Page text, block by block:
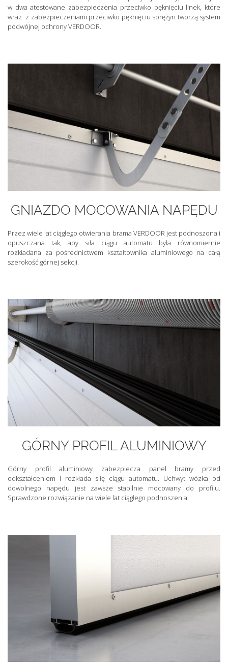
w dwa atestowane zabezpieczenia przeciwko pęknięciu linek, które
wraz z zabezpieczeniami przeciwko pęknięciu sprężyn tworzą system
podwójnej ochrony VERDOOR.
GNIAZDO MOCOWANIA NAPĘDU
Przez wiele lat ciągłego otwierania brama VERDOOR jest podnoszona i
opuszczana tak, aby siła ciągu automatu była równomiernie
rozkładana za pośrednictwem kształtownika aluminiowego na całą
szerokość górnej sekcji.
GÓRNY PROFIL ALUMINIOWY
Górny profil aluminiowy zabezpiecza panel bramy przed
odkształceniem i rozkłada siłę ciągu automatu. Uchwyt wózka od
dowolnego napędu jest zawsze stabilnie mocowany do profilu.
Sprawdzone rozwiązanie na wiele lat ciągłego podnoszenia.